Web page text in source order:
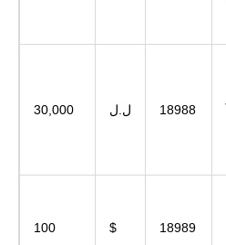
30,000 ل.ل 18988
100 $ 18989